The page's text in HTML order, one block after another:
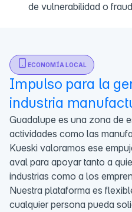
de vulnerabilidad o
ECONOMÍA LOCAL
Impulso para la
industria
Guadalupe es una zona de
actividades como las
Kueski valoramos ese
aval para apoyar tanto a
industrias como a los
Nuestra plataforma es
cualquier persona pueda